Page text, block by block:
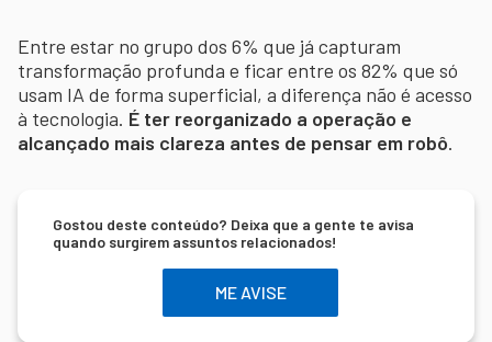
Entre estar no grupo dos 6% que já capturam
transformação profunda e ficar entre os 82% que só
usam IA de forma superficial, a diferença não é acesso
à tecnologia. É ter reorganizado a operação e
alcançado mais clareza antes de pensar em robô.
Gostou deste conteúdo? Deixa que a gente te avisa
quando surgirem assuntos relacionados!
ME AVISE